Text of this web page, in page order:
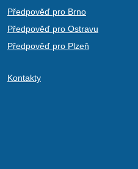
Předpověď pro Brno
Předpověď pro Ostravu
Předpověď pro Plzeň
Kontakty